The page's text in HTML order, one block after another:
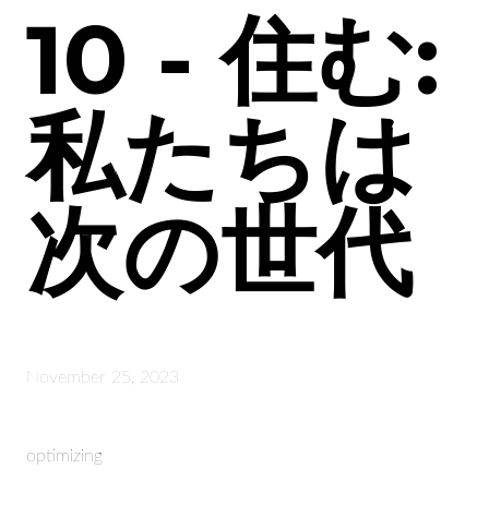
10 - 住む:
私たちは
次の世代
November 25, 2023
optimizing